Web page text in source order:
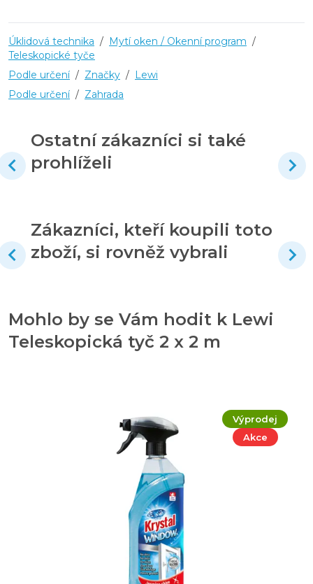
Úklidová technika / Mytí oken / Okenní program /
Teleskopické tyče
Podle určení / Značky / Lewi
Podle určení / Zahrada
Ostatní zákazníci si také
prohlíželi
Zákazníci, kteří koupili toto
zboží, si rovněž vybrali
Mohlo by se Vám hodit k Lewi
Teleskopická tyč 2 x 2 m
Výprodej
Akce